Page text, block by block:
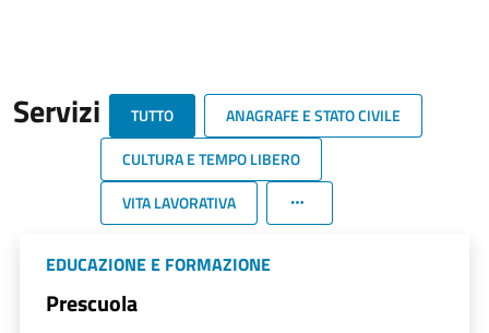
Servizi TUTTO
ANAGRAFE E STATO CIVILE
CULTURA E TEMPO LIBERO
VITA LAVORATIVA
EDUCAZIONE E FORMAZIONE
Prescuola